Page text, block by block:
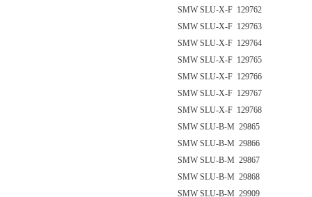
SMW SLU-X-F 129762
SMW SLU-X-F 129763
SMW SLU-X-F 129764
SMW SLU-X-F 129765
SMW SLU-X-F 129766
SMW SLU-X-F 129767
SMW SLU-X-F 129768
SMW SLU-B-M 29865
SMW SLU-B-M 29866
SMW SLU-B-M 29867
SMW SLU-B-M 29868
SMW SLU-B-M 29909